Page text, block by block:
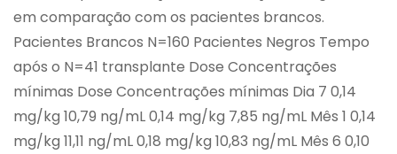
em comparação com os pacientes brancos.
Pacientes Brancos N=160 Pacientes Negros Tempo
após o N=41 transplante Dose Concentrações
mínimas Dose Concentrações mínimas Dia 7 0,14
mg/kg 10,79 ng/mL 0,14 mg/kg 7,85 ng/mL Mês 1 0,14
mg/kg 11,11 ng/mL 0,18 mg/kg 10,83 ng/mL Mês 6 0,10